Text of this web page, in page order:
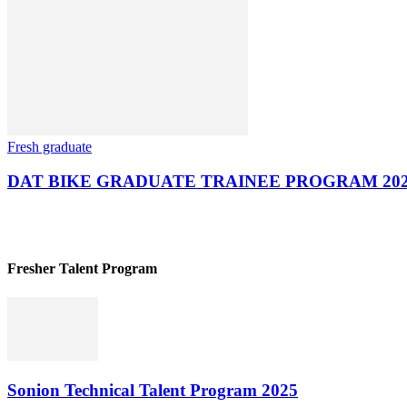
Fresh graduate
DAT BIKE GRADUATE TRAINEE PROGRAM
Fresher Talent Program
Sonion Technical Talent Program 2025